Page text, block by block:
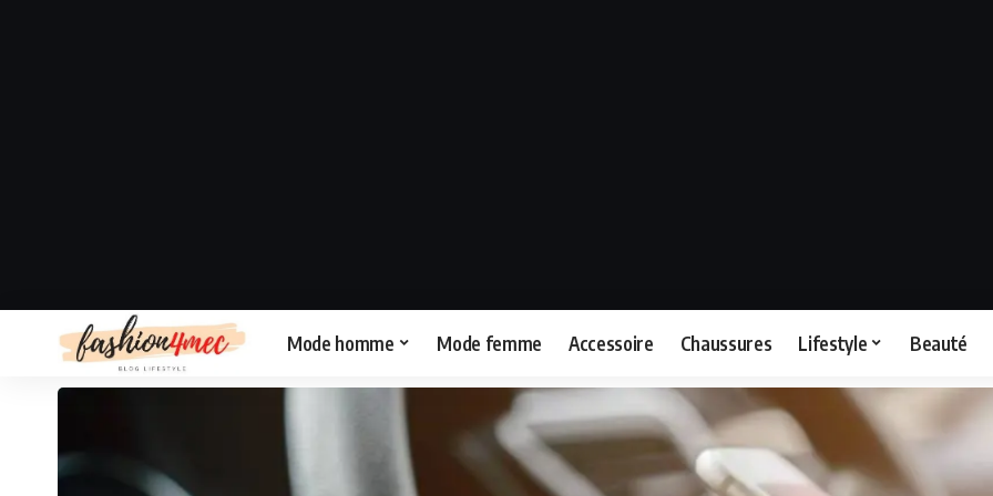
Mode homme Mode femme Accessoire Chaussures Lifestyle Beauté